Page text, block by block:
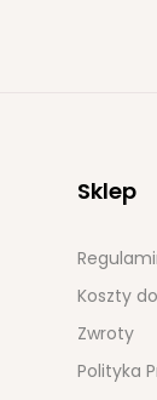
Sklep
Koszty
Zwroty
Polityka